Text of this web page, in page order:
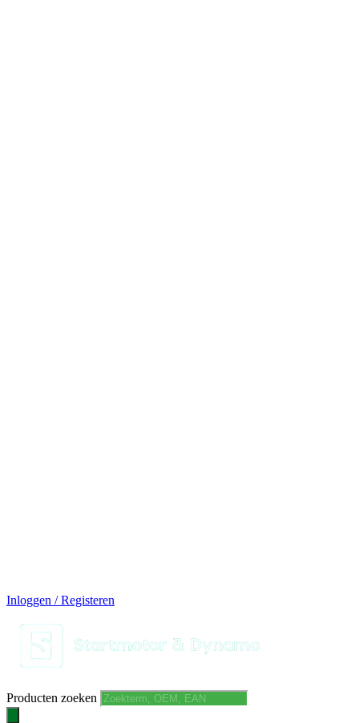
Inloggen / Registeren
Producten zoeken